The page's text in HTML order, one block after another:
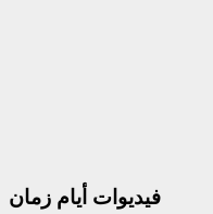
فيديوات أيام زمان